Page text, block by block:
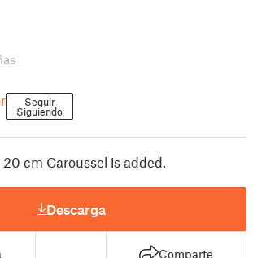
Seguir
Siguiendo
cm Caroussel is added.
Descarga
Comparte